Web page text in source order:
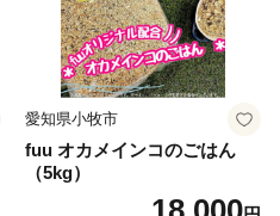
愛知県小牧市
fuu オカメインコのごはん
（5kg）